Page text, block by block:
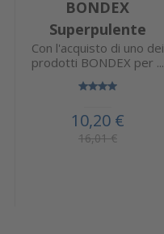
BONDEX
Superpulente
Con l'acquisto di uno dei
prodotti BONDEX per ...
10,20 €
16,01 €